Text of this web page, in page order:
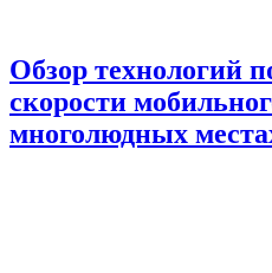
Обзор технологий
скорости
многолюдных